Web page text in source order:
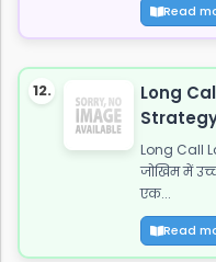
Read
12.
Long
Long Call
जोखिम में
एक...
Read